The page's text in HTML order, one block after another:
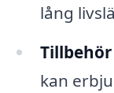
lång
kan